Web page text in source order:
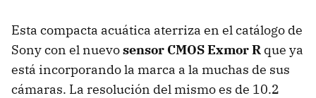
Esta compacta acuática aterriza en el catálogo de
Sony con el nuevosensor CMOS Exmor R que ya
está incorporando la marca a la muchas de sus
cámaras. La resolución del mismo es de 10.2